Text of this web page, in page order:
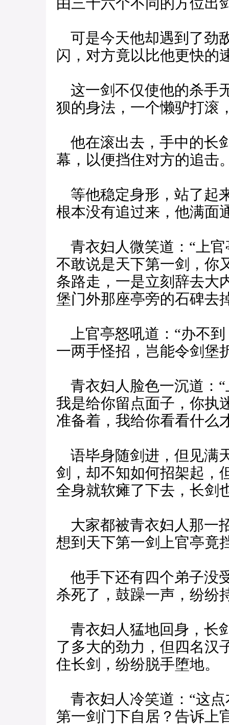
可是今天他却遇到了劲
闪，对方竟以比他更快的
这一剑不仅使他的杀手
狈的身法，一个懒驴打滚
他在滚出去，手中的长
幕，以便挡住对方的追击
等他稳定身形，站了起
根本没有追过来，他满面
青衣妇人微笑道：“上
不敢说是天下第一剑，你
条路走，一是立刻辞去大
堡门外那座亭旁的石碑去
上官亭怒吼道：“办不
一两手怪招，岂能令剑堡
青衣妇人脸色一沉道：
我是给你留点面子，你执
准备着，我给你看看什么
语毕身随剑进，但见满
剑，却不知如何招架起，
全身就软瘫了下去，长剑
大家都被青衣妇人那一
想到天下第一剑上官亭竟
他手下还有四个弟子没
杀死了，鼓躁一声，纷纷
青衣妇人猛地回身，长
了多大的劲力，但四名汉
住长剑，纷纷脱手堕地。
青衣妇人冷笑道：“这
第一剑门下自居？告诉上